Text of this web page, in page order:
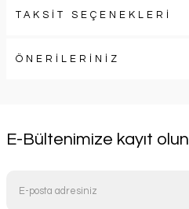
TAKSİT SEÇENEKLERİ
ÖNERİLERİNİZ
E-Bültenimize kayıt olun